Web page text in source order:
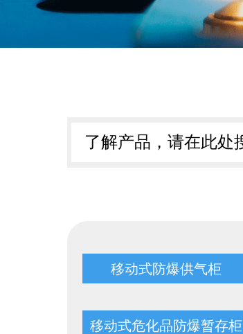
移动式防爆供气柜
移动式危化品防爆暂存柜